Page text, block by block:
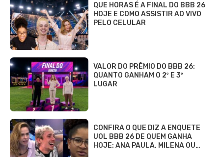
QUE HORAS É A FINAL DO BBB 26
HOJE E COMO ASSISTIR AO VIVO
PELO CELULAR
VALOR DO PRÊMIO DO BBB 26:
QUANTO GANHAM O 2º E 3º
LUGAR
CONFIRA O QUE DIZ A ENQUETE
UOL BBB 26 DE QUEM GANHA
HOJE: ANA PAULA, MILENA OU…